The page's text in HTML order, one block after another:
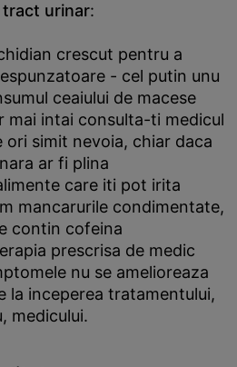
tract urinar:
crescut pentru a
- cel putin unu
ceaiului de macese
mai intai consulta-ti medicul
ori simit nevoia, chiar daca
ar fi plina
care iti pot irita
mancarurile condimentate,
contin cofeina
prescrisa de medic
nu se amelioreaza
la inceperea tratamentului,
medicului.